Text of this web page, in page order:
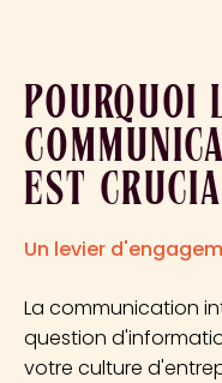
POURQUOI
EST
Un levier
La communication
question
votre culture